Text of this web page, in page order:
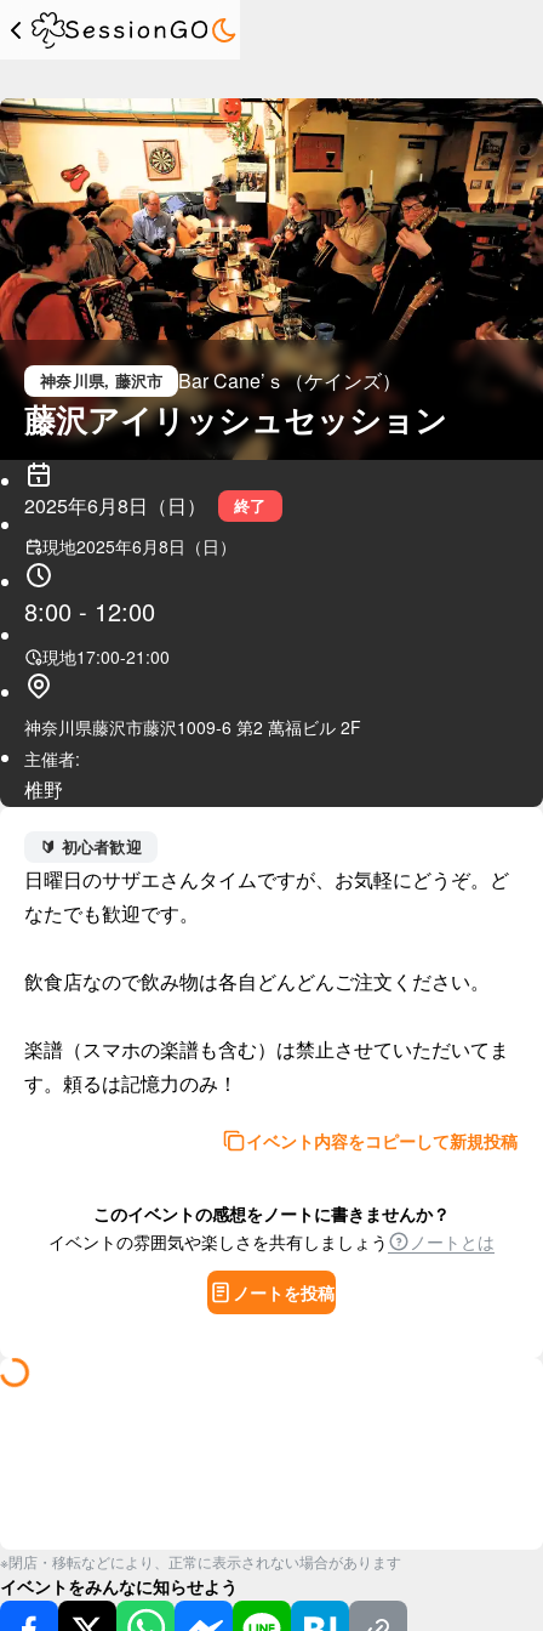
神奈川県, 藤沢市 Bar Cane’ｓ（ケインズ）
藤沢アイリッシュセッション
2025年6月8日（日） 終了
現地2025年6月8日（日）
8:00 - 12:00
現地17:00-21:00
神奈川県藤沢市藤沢1009-6 第2 萬福ビル 2F
主催者:
椎野
🔰 初心者歓迎
日曜日のサザエさんタイムですが、お気軽にどうぞ。ど
なたでも歓迎です。
飲食店なので飲み物は各自どんどんご注文ください。
楽譜（スマホの楽譜も含む）は禁止させていただいてま
イベント内容をコピーして新規投稿
このイベントの感想をノートに書きませんか？
イベントの雰囲気や楽しさを共有しましょう
ノートとは
ノートを投稿
※閉店・移転などにより、正常に表示されない場合があります
イベントをみんなに知らせよう